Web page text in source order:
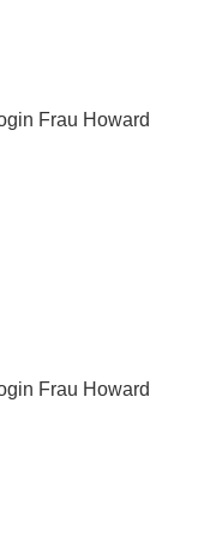
Frau Howard
Frau Howard